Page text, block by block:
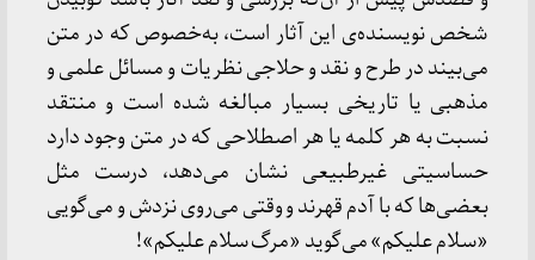
شخص نویسنده‌ی این آثار است، به‌خصوص كه در متن
می‌بیند در طرح و نقد و حلاجی نظریات و مسائل علمی و
مذهبی یا تاریخی بسیار مبالغه شده است و منتقد
نسبت به هر كلمه یا هر اصطلاحی كه در متن وجود دارد
حساسیتی غیرطبیعی نشان می‌دهد، درست مثل
بعضی‌ها كه با آدم قهرند و وقتی می‌روی نزدش و می‌گویی
«سلام علیكم» می‌گوید «مرگ سلام علیكم»!